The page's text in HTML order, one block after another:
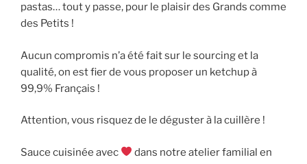
pastas… tout y passe, pour le plaisir des Grands comme
des Petits !
Aucun compromis n’a été fait sur le sourcing et la
qualité, on est fier de vous proposer un ketchup à
99,9% Français !
Attention, vous risquez de le déguster à la cuillère !
Sauce cuisinée avec
dans notre atelier familial en